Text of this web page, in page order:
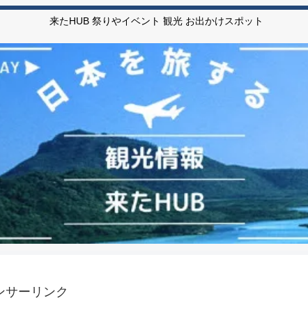
来たHUB 祭りやイベント 観光 お出かけスポット
サーリンク